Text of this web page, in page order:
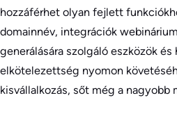
hozzáférhet olyan fejlett
domainnév, integrációk
generálására szolgáló eszközök és
elkötelezettség nyomon
kisvállalkozás, sőt még a nagyobb